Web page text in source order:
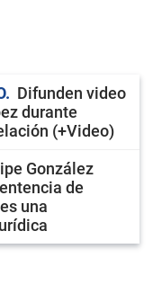
Difunden video
durante
(+Video)
González
de
una